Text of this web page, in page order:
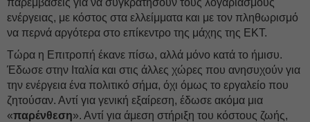
παρεμβάσεις για να συγκρατήσουν τους λογαριασμούς
ενέργειας, με κόστος στα ελλείμματα και με τον πληθωρισμό
να περνά αργότερα στο επίκεντρο της μάχης της ΕΚΤ.
Τώρα η Επιτροπή έκανε πίσω, αλλά μόνο κατά το ήμισυ.
Έδωσε στην Ιταλία και στις άλλες χώρες που ανησυχούν για
την ενέργεια ένα πολιτικό σήμα, όχι όμως το εργαλείο που
ζητούσαν. Αντί για γενική εξαίρεση, έδωσε ακόμα μια
«παρένθεση». Αντί για άμεση στήριξη του κόστους ζωής,